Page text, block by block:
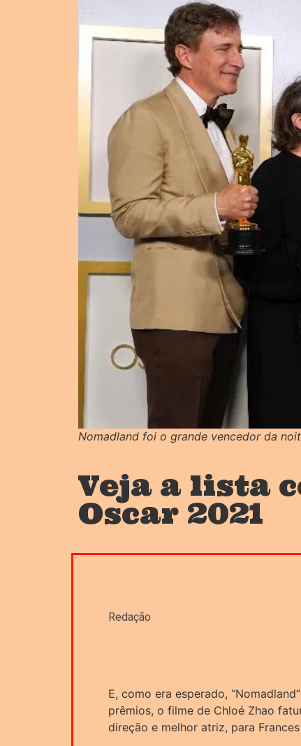
Nomadland foi o grande vencedor da
Veja a lista
Oscar 2021
Redação
E, como era esperado,
prêmios, o filme de Chloé Zhao
direção e melhor atriz, para